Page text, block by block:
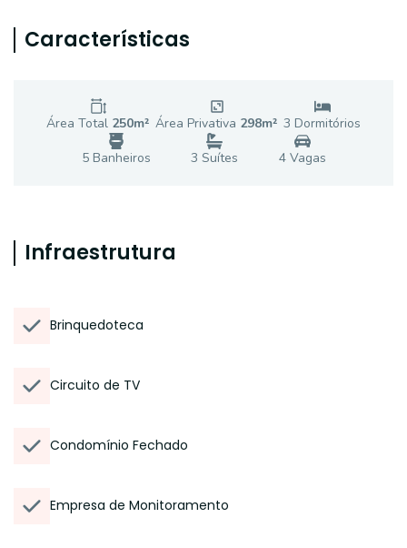
Características
Área Total 250m² Área Privativa 298m² 3 Dormitórios
5Banheiros 3 Suítes 4Vagas
Infraestrutura
Brinquedoteca
Circuito de TV
Condomínio Fechado
Empresa de Monitoramento